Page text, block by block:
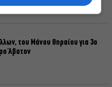
του Μάνου Θηραίου για 3ο
Άβατον